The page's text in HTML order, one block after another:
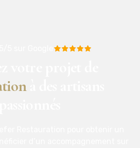
à des artisans